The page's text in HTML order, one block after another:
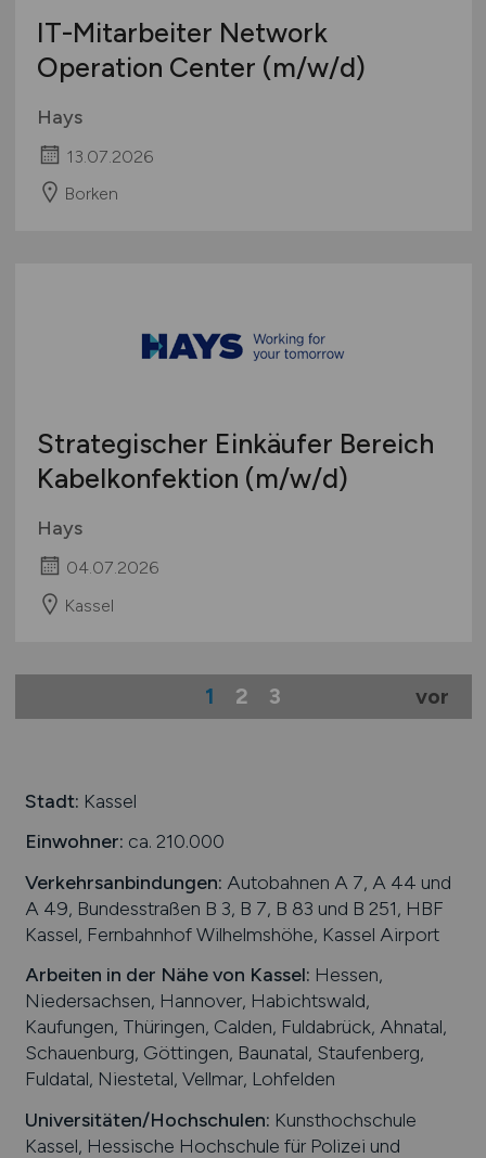
IT-Mitarbeiter Network
Operation Center (m/w/d)
Hays
13.07.2026
Borken
Strategischer Einkäufer Bereich
Kabelkonfektion (m/w/d)
Hays
04.07.2026
Kassel
1 2 3 vor
Stadt: Kassel
Einwohner: ca. 210.000
Verkehrsanbindungen: Autobahnen A 7, A 44 und
A 49, Bundesstraßen B 3, B 7, B 83 und B 251, HBF
Kassel, Fernbahnhof Wilhelmshöhe, Kassel Airport
Arbeiten in der Nähe von Kassel: Hessen,
Niedersachsen, Hannover, Habichtswald,
Kaufungen, Thüringen, Calden, Fuldabrück, Ahnatal,
Schauenburg, Göttingen, Baunatal, Staufenberg,
Fuldatal, Niestetal, Vellmar, Lohfelden
Universitäten/Hochschulen: Kunsthochschule
Kassel, Hessische Hochschule für Polizei und